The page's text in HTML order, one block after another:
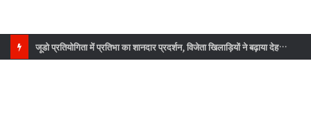
जूडो प्रतियोगिता में प्रतिभा का शानदार प्रदर्शन, विजेता खिलाड़ियों ने बढ़ाया देहरादून का गौरव